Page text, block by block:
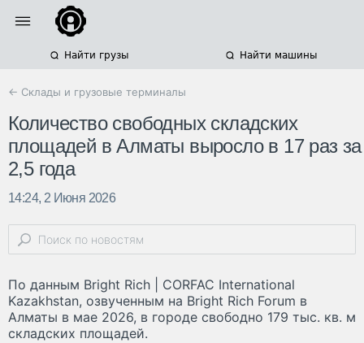
Найти грузы Найти машины
← Склады и грузовые терминалы
Количество свободных складских
площадей в Алматы выросло в 17 раз за
2,5 года
14:24, 2 Июня 2026
По данным Bright Rich | CORFAC International
Kazakhstan, озвученным на Bright Rich Forum в
Алматы в мае 2026, в городе свободно 179 тыс. кв. м
складских площадей.